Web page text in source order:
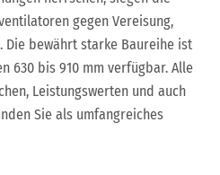
gegen Vereisung,
Die bewährt starke Baureihe ist
630 bis 910 mm verfügbar. Alle
Leistungswerten und auch
Sie als umfangreiches